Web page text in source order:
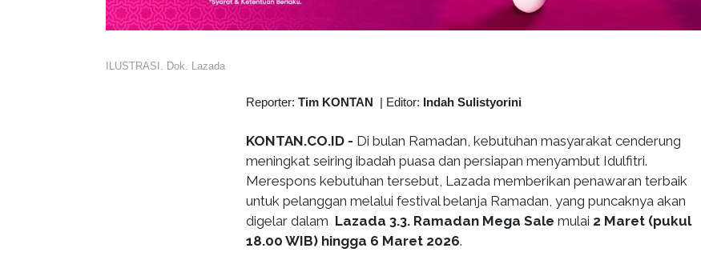
ILUSTRASI. Dok. Lazada
Reporter: Tim KONTAN | Editor: Indah Sulistyorini
KONTAN.CO.ID - Di bulan Ramadan, kebutuhan masyarakat cenderung
meningkat seiring ibadah puasa dan persiapan menyambut Idulfitri.
Merespons kebutuhan tersebut, Lazada memberikan penawaran terbaik
untuk pelanggan melalui festival belanja Ramadan, yang puncaknya akan
digelar dalam Lazada 3.3. Ramadan Mega Sale mulai 2 Maret (pukul
18.00 WIB) hingga 6 Maret 2026.